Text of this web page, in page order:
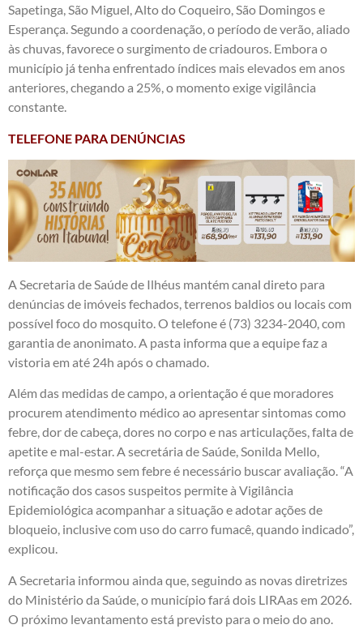
Sapetinga, São Miguel, Alto do Coqueiro, São Domingos e
Esperança. Segundo a coordenação, o período de verão, aliado
às chuvas, favorece o surgimento de criadouros. Embora o
município já tenha enfrentado índices mais elevados em anos
anteriores, chegando a 25%, o momento exige vigilância
constante.
TELEFONE PARA DENÚNCIAS
A Secretaria de Saúde de Ilhéus mantém canal direto para
denúncias de imóveis fechados, terrenos baldios ou locais com
possível foco do mosquito. O telefone é (73) 3234-2040, com
garantia de anonimato. A pasta informa que a equipe faz a
vistoria em até 24h após o chamado.
Além das medidas de campo, a orientação é que moradores
procurem atendimento médico ao apresentar sintomas como
febre, dor de cabeça, dores no corpo e nas articulações, falta de
apetite e mal-estar. A secretária de Saúde, Sonilda Mello,
reforça que mesmo sem febre é necessário buscar avaliação. “A
notificação dos casos suspeitos permite à Vigilância
Epidemiológica acompanhar a situação e adotar ações de
bloqueio, inclusive com uso do carro fumacê, quando indicado”,
explicou.
A Secretaria informou ainda que, seguindo as novas diretrizes
do Ministério da Saúde, o município fará dois LIRAas em 2026.
O próximo levantamento está previsto para o meio do ano.